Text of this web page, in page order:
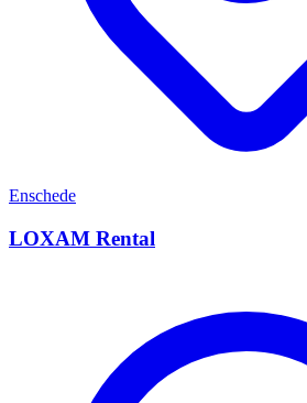
Enschede
LOXAM Rental